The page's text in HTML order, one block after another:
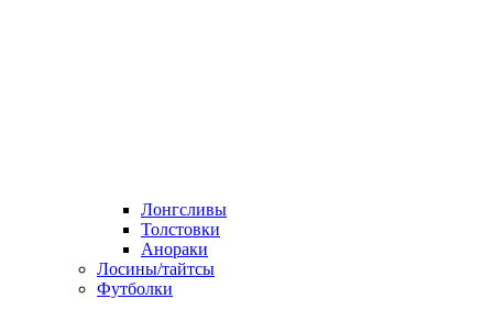
Лонгсливы
Толстовки
Анораки
Лосины/тайтсы
Футболки